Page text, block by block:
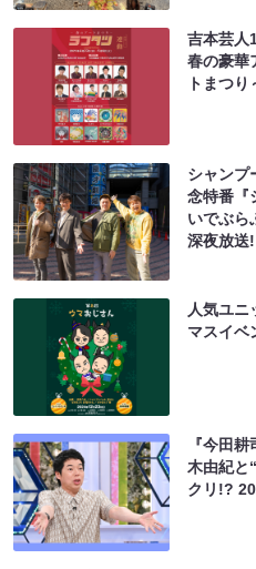
吉本芸人
春の豪華
トまつ
シャンプ
念特番『
いでぶら
深夜放
人気ユニ
マスイ
『今田
木由紀と
クリ!?